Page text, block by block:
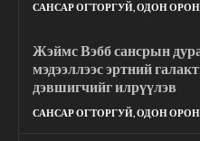
САНСАР ОГТОРГУЙ, ОДОН ОРОН
Жэймс Вэбб сансрын
мэдээллээс эртний
дэвшигчийг илрүүлэв
САНСАР ОГТОРГУЙ, ОДОН ОРОН